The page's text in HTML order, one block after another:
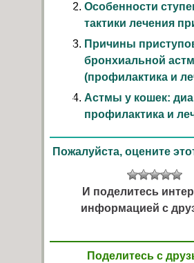
Особенности
тактики лечения
Причины
бронхиальной
(профилактика и
Астмы у кошек:
профилактика и
Пожалуйста, оцените
И поделитесь
информацией с
Поделитесь с